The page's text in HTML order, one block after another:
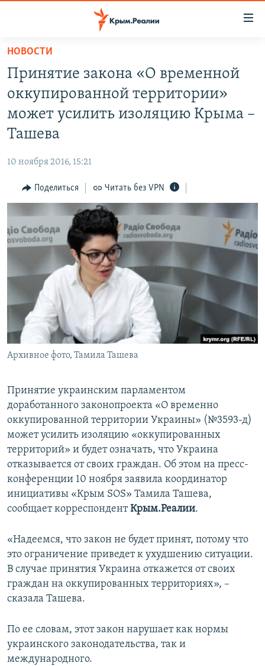
Вернуться
основному
содержанию
Вернутся
главной
Вернутся
поиску
СПЕЦПРОЕКТЫ
ВОДА
ИСТОРИЯ
ИНТЕРАКТИВ
ИНФОГРАФИКА
ТЕЛЕПРОЕКТ КРЫМ.РЕАЛИИ
СОВЕТЫ ПРАВОЗАЩИТНИКОВ
ПРОПАВШИЕ БЕЗ ВЕСТИ
ПОБЕДИТЕЛЕЙ НЕ СУДЯТ?
КРЫМ.НЕПОКОРЕННЫЙ
ELIFBE
УКРАИНСКАЯ ПРОБЛЕМА КРЫМА
РАДІО СВОБОДА
КАК ОБОЙТИ БЛОКИРОВКУ
Qırımtatar
ПРИСОЕДИНЯЙТЕСЬ!
Все сайты RFE/RL
НОВОСТИ
Принятие закона «О временной
оккупированной территории»
может усилить изоляцию Крыма –
Ташева
10 ноября 2016, 15:21
Поделиться Читать без VPN
Архивное фото, Тамила Ташева
Принятие украинским парламентом
доработанного законопроекта «О временно
оккупированной территории Украины» (№3593-д)
может усилить изоляцию «оккупированных
территорий» и будет означать, что Украина
отказывается от своих граждан. Об этом на пресс-
конференции 10 ноября заявила координатор
инициативы «Крым SOS» Тамила Ташева,
сообщает корреспондентКрым.Реалии.
«Надеемся, что закон не будет принят, потому что
это ограничение приведет к ухудшению ситуации.
В случае принятия Украина откажется от своих
граждан на оккупированных территориях», –
сказала Ташева.
По ее словам, этот закон нарушает как нормы
украинского законодательства, так и
международного.